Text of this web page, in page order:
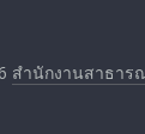
สำนักงานสาธาร